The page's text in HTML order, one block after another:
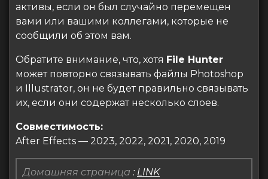
активы, если он был случайно перемещен
вами или вашими коллегами, которые не
сообщили об этом вам.
Обратите внимание, что, хотя File Hunter
может повторно связывать файлы Photoshop
и Illustrator, он не будет правильно связывать
их, если они содержат несколько слоев.
Совместимость:
After Effects — 2023, 2022, 2021, 2020, 2019
Домашняя страница : LINK